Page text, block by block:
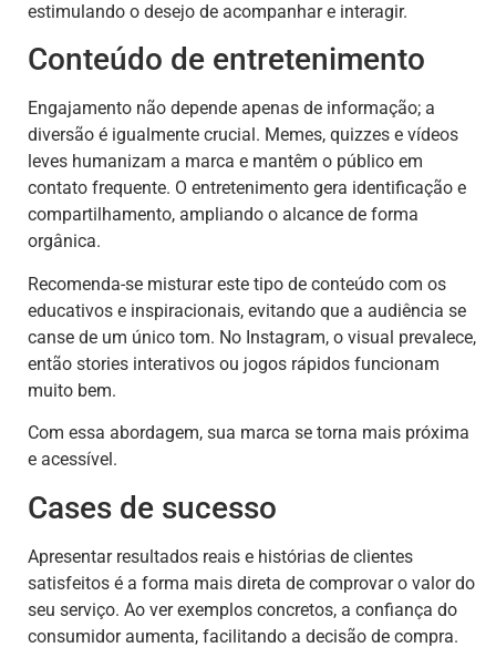
estimulando o desejo de acompanhar e interagir.
Conteúdo de entretenimento
Engajamento não depende apenas de informação; a
diversão é igualmente crucial. Memes, quizzes e vídeos
leves humanizam a marca e mantêm o público em
contato frequente. O entretenimento gera identificação e
compartilhamento, ampliando o alcance de forma
orgânica.
Recomenda-se misturar este tipo de conteúdo com os
educativos e inspiracionais, evitando que a audiência se
canse de um único tom. No Instagram, o visual prevalece,
então stories interativos ou jogos rápidos funcionam
muito bem.
Com essa abordagem, sua marca se torna mais próxima
e acessível.
Cases de sucesso
Apresentar resultados reais e histórias de clientes
satisfeitos é a forma mais direta de comprovar o valor do
seu serviço. Ao ver exemplos concretos, a confiança do
consumidor aumenta, facilitando a decisão de compra.